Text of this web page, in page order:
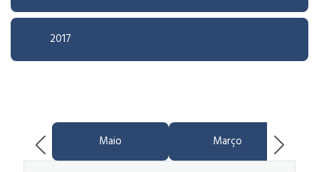
2017
Maio Março